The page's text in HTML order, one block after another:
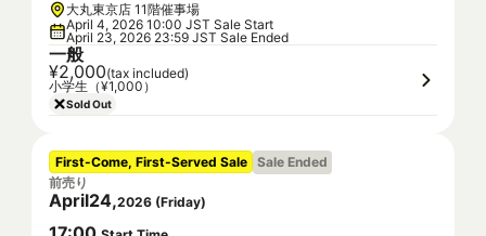
大丸東京店 11階催事場
April 4, 2026 10:00 JST Sale Start
April 23, 2026 23:59 JST Sale Ended
一般
¥2,000(tax included)
小学生（¥1,000）
Sold Out
First-Come, First-Served Sale Sale Ended
前売り
April24,2026 (Friday)